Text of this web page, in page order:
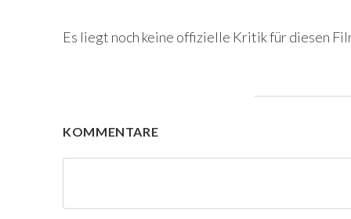
Es liegt noch keine offizielle Kritik für diesen
KOMMENTARE